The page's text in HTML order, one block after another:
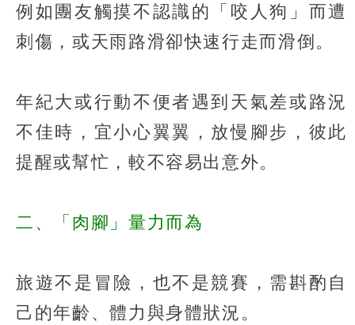
例如團友觸摸不認識的「咬人狗」而遭
刺傷，或天雨路滑卻快速行走而滑倒。
年紀大或行動不便者遇到天氣差或路況
不佳時，宜小心翼翼，放慢腳步，彼此
提醒或幫忙，較不容易出意外。
二、「肉腳」量力而為
旅遊不是冒險，也不是競賽，需斟酌自
己的年齡、體力與身體狀況。